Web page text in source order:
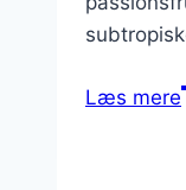
Læs mere